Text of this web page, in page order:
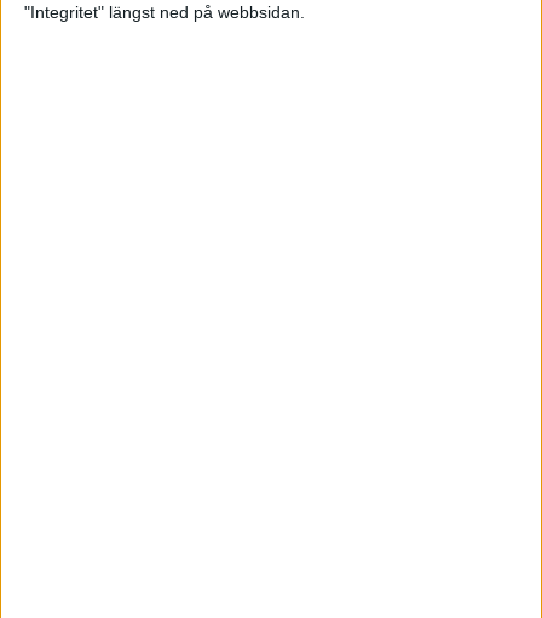
"Integritet" längst ned på webbsidan.